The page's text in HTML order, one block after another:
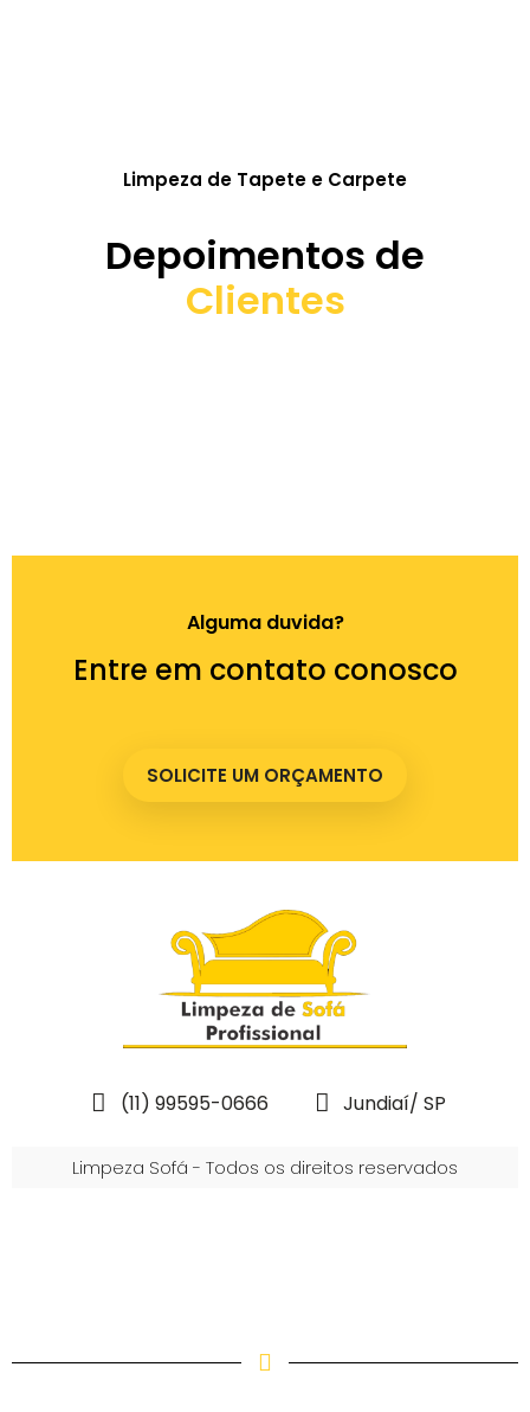
Limpeza de Tapete e Carpete
Depoimentos de
Clientes
Alguma duvida?
Entre em contato conosco
SOLICITE UM ORÇAMENTO
(11) 99595-0666 Jundiaí/ SP
Limpeza Sofá - Todos os direitos reservados